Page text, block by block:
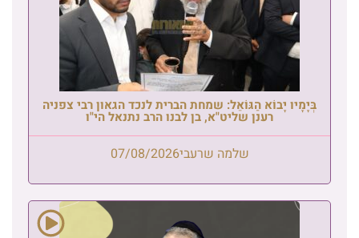
בְּיָמָיו יָבוֹא הַגּוֹאֵל: שמחת הברית לנכד הגאון רבי צפניה
רענן שליט"א, בן לבנו הרב נתנאל הי"ו
שלמה שרעבי07/08/2026